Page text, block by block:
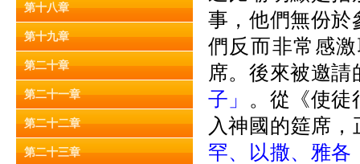
第十八章
第十九章
第二十章
第二十一章
第二十二章
第二十三章
事，他們無份於
們反而非常感
席。後來被邀
子」 。從《使徒
入神國的筵席
罕、以撒、雅各